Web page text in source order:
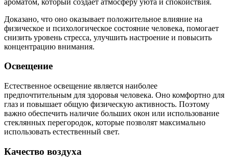
Доказано, что оно оказывает положительное влияние на
физическое и психологическое состояние человека, помогает
снизить уровень стресса, улучшить настроение и повысить
концентрацию внимания.
Освещение
Естественное освещение является наиболее
предпочтительным для здоровья человека. Оно комфортно для
глаз и повышает общую физическую активность. Поэтому
важно обеспечить наличие больших окон или использование
стеклянных перегородок, которые позволят максимально
использовать естественный свет.
Качество воздуха